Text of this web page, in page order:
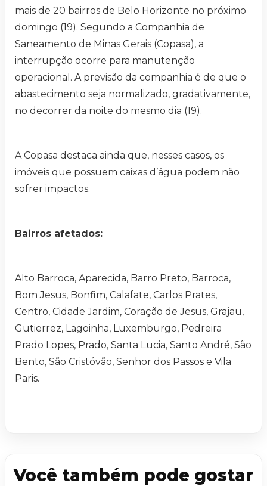
mais de 20 bairros de Belo Horizonte no próximo
domingo (19). Segundo a Companhia de
Saneamento de Minas Gerais (Copasa), a
interrupção ocorre para manutenção
operacional. A previsão da companhia é de que o
abastecimento seja normalizado, gradativamente,
no decorrer da noite do mesmo dia (19).
A Copasa destaca ainda que, nesses casos, os
imóveis que possuem caixas d’água podem não
sofrer impactos.
Bairros afetados:
Alto Barroca, Aparecida, Barro Preto, Barroca,
Bom Jesus, Bonfim, Calafate, Carlos Prates,
Centro, Cidade Jardim, Coração de Jesus, Grajau,
Gutierrez, Lagoinha, Luxemburgo, Pedreira
Prado Lopes, Prado, Santa Lucia, Santo André, São
Bento, São Cristóvão, Senhor dos Passos e Vila
Paris.
Você também pode gostar